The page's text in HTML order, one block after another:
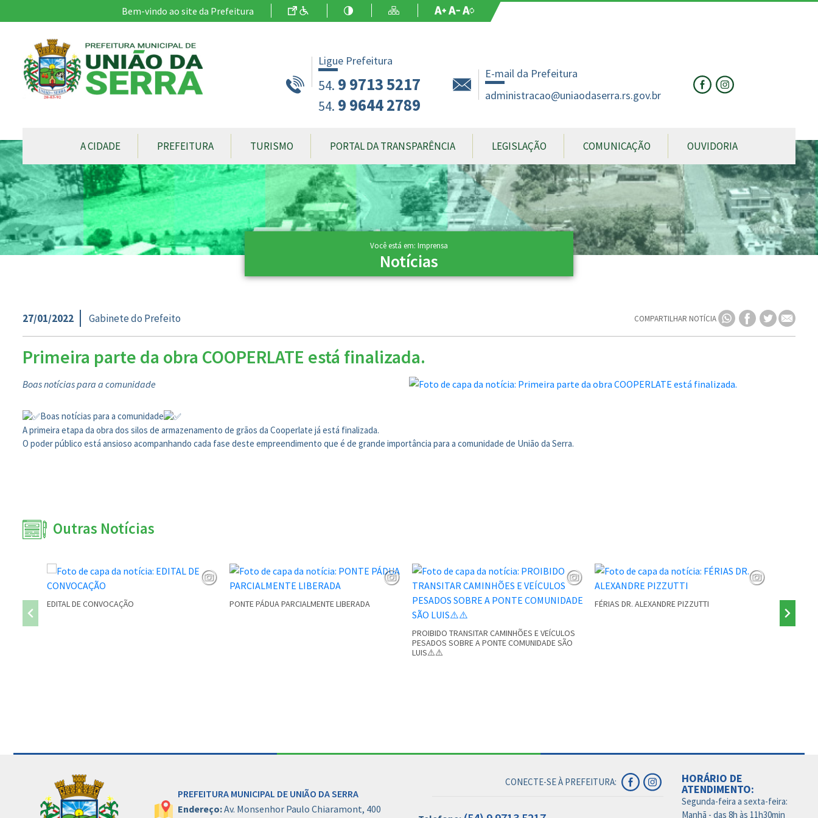
Bem-vindo ao site da Prefeitura Ir para o Conteúdo
AcessibilidadeAlto ContrasteMapa do Site Aumentar Fonte
Diminuir Fonte
Fonte Original
Ligue Prefeitura
54. 9 9713 5217
54. 9 9644 2789
E-mail da Prefeitura
administracao@uniaodaserra.rs.gov.br
CONTEÚDO DO MENU
A CIDADE PREFEITURA TURISMO PORTAL DA TRANSPARÊNCIA LEGISLAÇÃO COMUNICAÇÃO OUVIDORIA
Conteúdo Principal
Você está em: Imprensa
Notícias
27/01/2022 Gabinete do Prefeito COMPARTILHAR NOTÍCIA
Primeira parte da obra COOPERLATE está finalizada.
Boas notícias para a comunidade
Boas notícias para a comunidade
A primeira etapa da obra dos silos de armazenamento de grãos da Cooperlate já está finalizada.
O poder público está ansioso acompanhando cada fase deste empreendimento que é de grande importância para a comunidade de União da Serra.
Outras Notícias
EDITAL DE CONVOCAÇÃO PONTE PÁDUA PARCIALMENTE LIBERADA
PROIBIDO TRANSITAR CAMINHÕES E VEÍCULOS
PESADOS SOBRE A PONTE COMUNIDADE SÃO
LUIS⚠️⚠️
FÉRIAS DR. ALEXANDRE PIZZUTTI
PREFEITURA MUNICIPAL DE UNIÃO DA SERRA
Endereço:Av. Monsenhor Paulo Chiaramont, 400
CONECTE-SE À PREFEITURA: HORÁRIO DE
ATENDIMENTO:
Segunda-feira a sexta-feira:
Manhã - das 8h às 11h30min